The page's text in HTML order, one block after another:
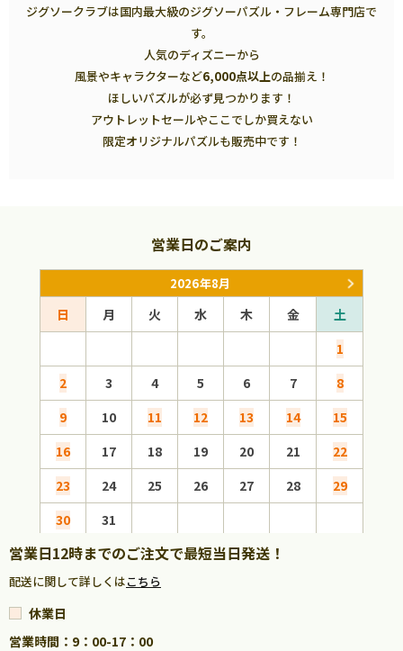
ジグソークラブは国内最大級のジグソーパズル・フレーム専門店で
す。
人気のディズニーから
風景やキャラクターなど6,000点以上の品揃え！
ほしいパズルが必ず見つかります！
アウトレットセールやここでしか買えない
限定オリジナルパズルも販売中です！
営業日のご案内
2026年8月
日 月 火 水 木 金
土
1
2
3 4 5 6 7
8
9
10 11 12 13 14
15
16
17 18 19 20 21
22
23
24 25 26 27 28
29
30
31
営業日12時までのご注文で最短当日発送！
配送に関して詳しくはこちら
休業日
営業時間：9：00-17：00